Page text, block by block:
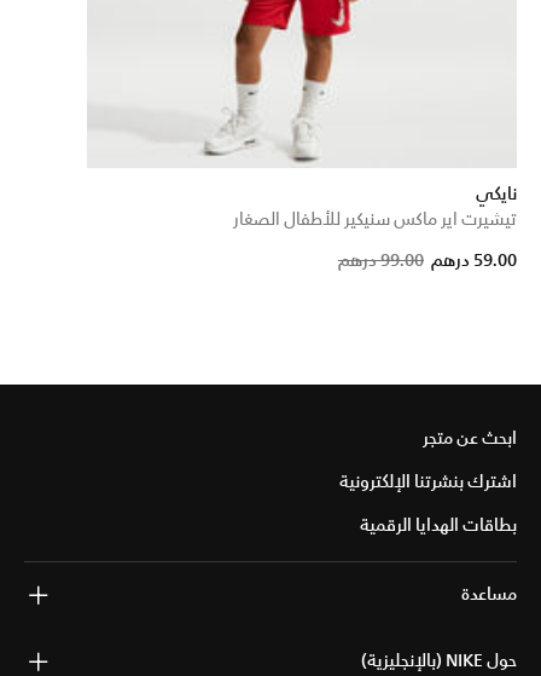
نايكي
تيشيرت اير ماكس سنيكير للأطفال الصغار
Price reduced99.00 درهم to59.00 درهم
ابحث عن متجر
اشترك بنشرتنا الإلكترونية
بطاقات الهدايا الرقمية
مساعدة
حول NIKE (بالإنجليزية)